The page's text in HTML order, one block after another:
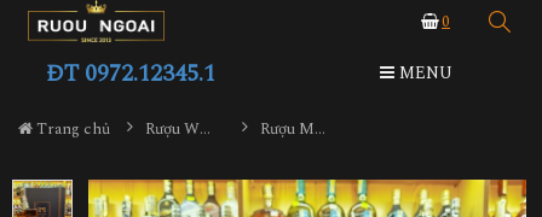
0
ĐT 0972.12345.1 MENU
Trang chủ Rượu Whisky Rượu Mortlach 18YO Hộp Quà 2023